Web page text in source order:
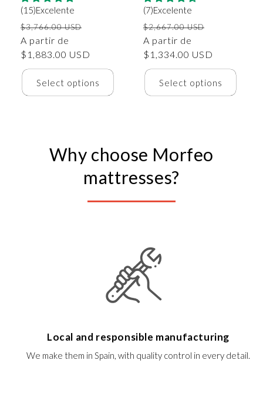
(15)Excelente
Precio
habitual
$3,766.00 USD
oferta
A partir de
$1,883.00 USD
Select options
(7)Excelente
Precio
habitual
$2,667.00 USD
oferta
A partir de
$1,334.00 USD
Select options
Why choose Morfeo
mattresses?
Local and responsible manufacturing
We make them in Spain, with quality control in every detail.